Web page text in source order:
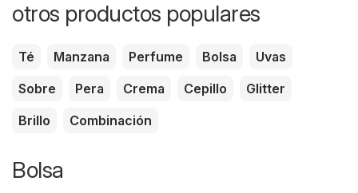
otros productos populares
Té Manzana Perfume Bolsa
Uvas
Sobre
Pera Crema Cepillo
Glitter
Brillo
Combinación
Bolsa